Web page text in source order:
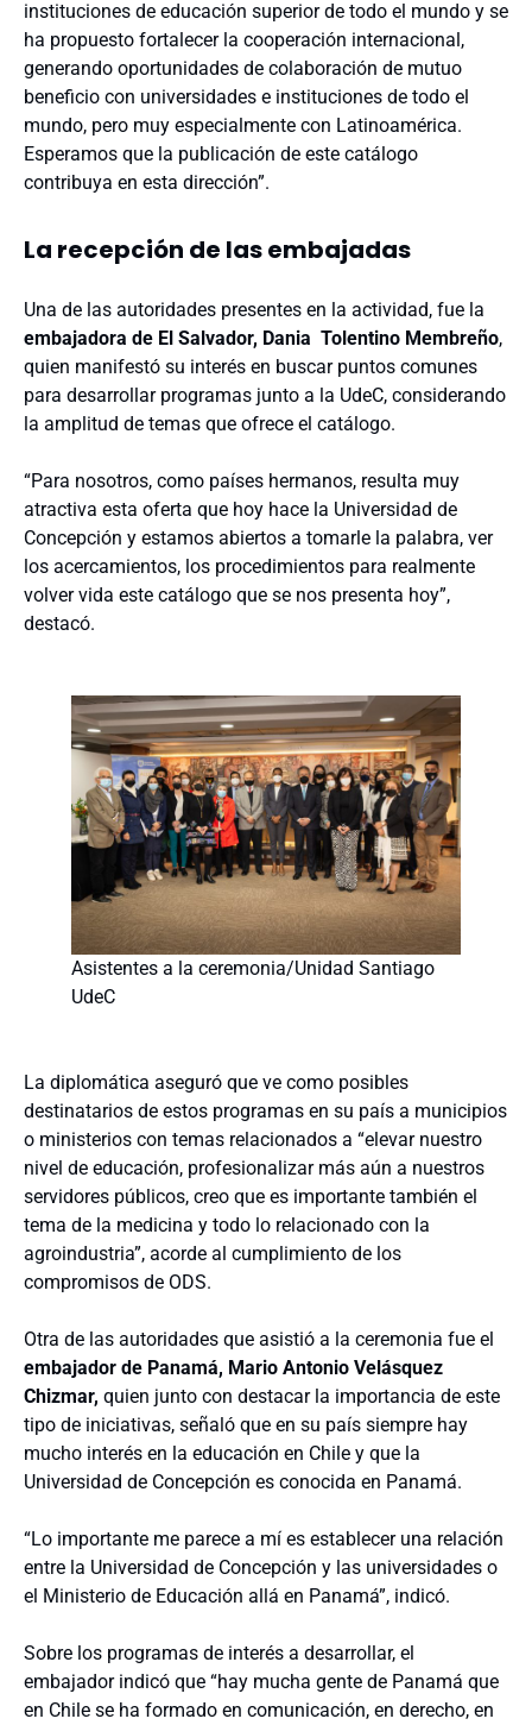
instituciones de educación superior de todo el mundo y se
ha propuesto fortalecer la cooperación internacional,
generando oportunidades de colaboración de mutuo
beneficio con universidades e instituciones de todo el
mundo, pero muy especialmente con Latinoamérica.
Esperamos que la publicación de este catálogo
contribuya en esta dirección”.
La recepción de las embajadas
Una de las autoridades presentes en la actividad, fue la
embajadora de El Salvador, Dania Tolentino Membreño,
quien manifestó su interés en buscar puntos comunes
para desarrollar programas junto a la UdeC, considerando
la amplitud de temas que ofrece el catálogo.
“Para nosotros, como países hermanos, resulta muy
atractiva esta oferta que hoy hace la Universidad de
Concepción y estamos abiertos a tomarle la palabra, ver
los acercamientos, los procedimientos para realmente
volver vida este catálogo que se nos presenta hoy”,
destacó.
Asistentes a la ceremonia/Unidad Santiago
UdeC
La diplomática aseguró que ve como posibles
destinatarios de estos programas en su país a municipios
o ministerios con temas relacionados a “elevar nuestro
nivel de educación, profesionalizar más aún a nuestros
servidores públicos, creo que es importante también el
tema de la medicina y todo lo relacionado con la
agroindustria”, acorde al cumplimiento de los
compromisos de ODS.
Otra de las autoridades que asistió a la ceremonia fue el
embajador de Panamá, Mario Antonio Velásquez
Chizmar, quien junto con destacar la importancia de este
tipo de iniciativas, señaló que en su país siempre hay
mucho interés en la educación en Chile y que la
Universidad de Concepción es conocida en Panamá.
“Lo importante me parece a mí es establecer una relación
entre la Universidad de Concepción y las universidades o
el Ministerio de Educación allá en Panamá”, indicó.
Sobre los programas de interés a desarrollar, el
embajador indicó que “hay mucha gente de Panamá que
en Chile se ha formado en comunicación, en derecho, en